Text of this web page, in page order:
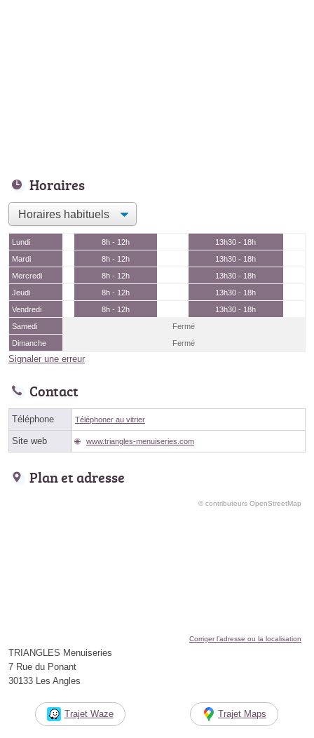
Horaires
Lundi 8h - 12h
13h30 - 18h
Mardi
8h - 12h
13h30 - 18h
Mercredi
8h - 12h
13h30 - 18h
Jeudi
8h - 12h
13h30 - 18h
Vendredi
8h - 12h
13h30 - 18h
Samedi
Fermé
Dimanche
Fermé
Signaler une erreur
Contact
Téléphone Téléphoner au vitrier
Site web www.triangles-menuiseries.com
Plan et adresse
© contributeurs OpenStreetMap
Corriger l’adresse ou la localisation
TRIANGLES Menuiseries
7 Rue du Ponant
30133 Les Angles
Trajet Waze Trajet Maps